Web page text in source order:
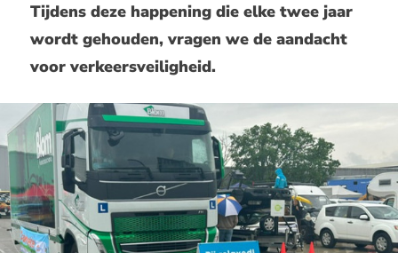
Tijdens deze happening die elke twee jaar
wordt gehouden, vragen we de aandacht
voor verkeersveiligheid.